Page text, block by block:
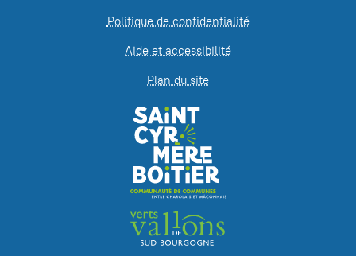
Politique de confidentialité
Aide et accessibilité
Plan du site